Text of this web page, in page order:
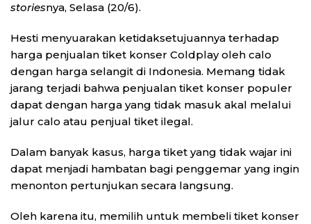
storiesnya, Selasa (20/6).
Hesti menyuarakan ketidaksetujuannya terhadap
harga penjualan tiket konser Coldplay oleh calo
dengan harga selangit di Indonesia. Memang tidak
jarang terjadi bahwa penjualan tiket konser populer
dapat dengan harga yang tidak masuk akal melalui
jalur calo atau penjual tiket ilegal.
Dalam banyak kasus, harga tiket yang tidak wajar ini
dapat menjadi hambatan bagi penggemar yang ingin
menonton pertunjukan secara langsung.
Oleh karena itu, memilih untuk membeli tiket konser